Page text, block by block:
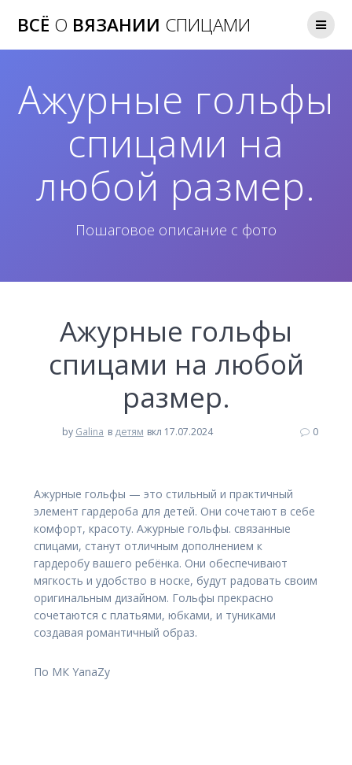
к
ВСЁ О ВЯЗАНИИ СПИЦАМИ
Ажурные гольфы
спицами на
любой размер.
Пошаговое описание с фото
Ажурные гольфы
спицами на любой
размер.
by Galina в детям вкл 17.07.2024 0
Ажурные гольфы — это стильный и практичный
элемент гардероба для детей. Они сочетают в себе
комфорт, красоту. Ажурные гольфы. связанные
спицами, станут отличным дополнением к
гардеробу вашего ребёнка. Они обеспечивают
мягкость и удобство в носке, будут радовать своим
оригинальным дизайном. Гольфы прекрасно
сочетаются с платьями, юбками, и туниками
создавая романтичный образ.
По МК YanaZy